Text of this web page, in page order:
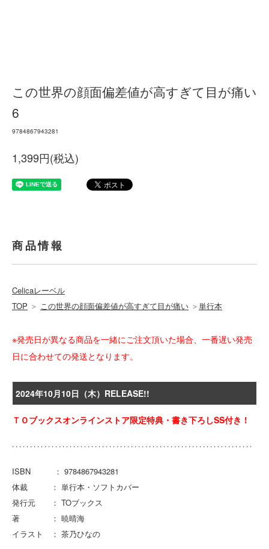
この世界の顔面偏差値が高すぎて目が痛い
6
9784867943281
1,399円(税込)
商品情報
Celicaレーベル
TOP ＞ この世界の顔面偏差値が高すぎて目が痛い ＞単行本
※発売日が異なる商品を一緒にご注文頂いた場合、一番遅い発売
日に合わせての発送となります。
2024年10月10日（木）RELEASE!!
ＴＯブックスオンラインストア限定特典・書き下ろしSS付き！
ISBN ： 9784867943281
体裁 ： 単行本・ソフトカバー
発行元 ： TOブックス
著 ： 暁晴海
イラスト ： 茶乃ひなの